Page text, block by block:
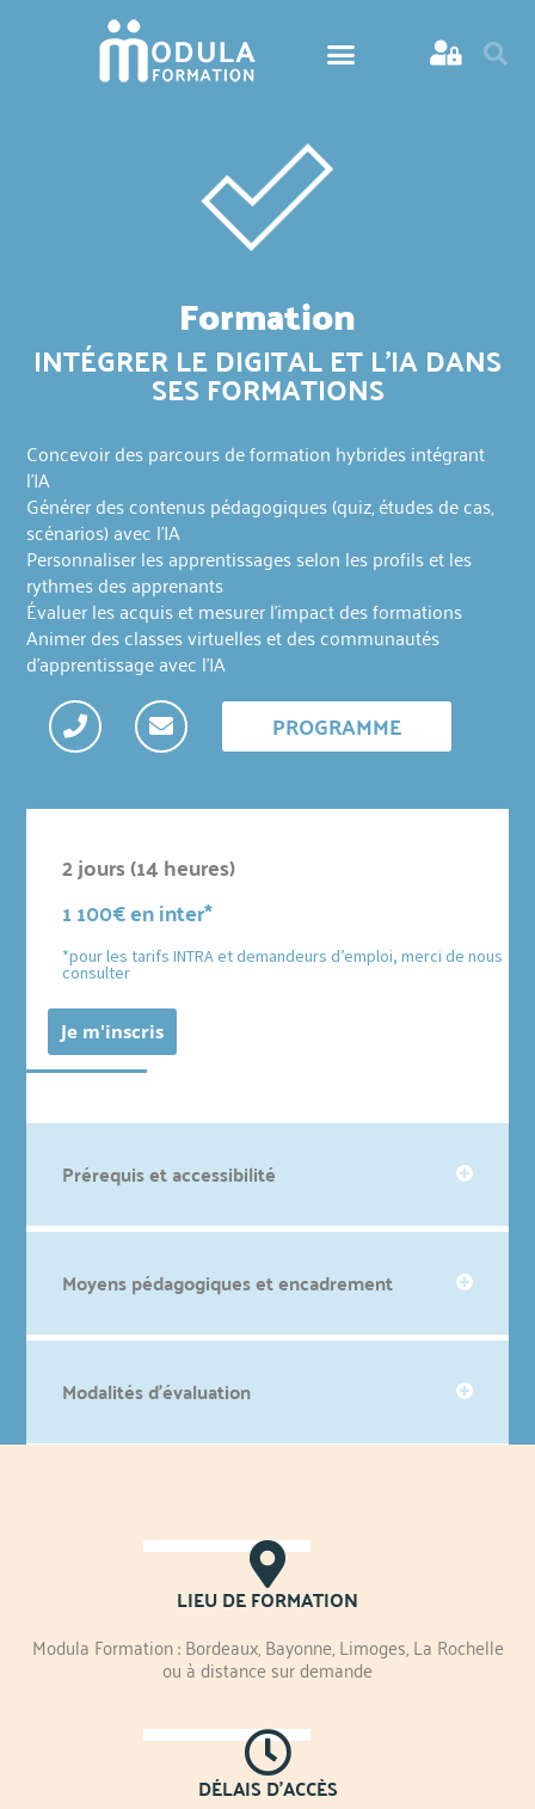
Formation
INTÉGRER LE DIGITAL ET L'IA DANS
SES FORMATIONS
Concevoir des parcours de formation hybrides intégrant
l'IA
Générer des contenus pédagogiques (quiz, études de cas,
scénarios) avec l'IA
Personnaliser les apprentissages selon les profils et les
rythmes des apprenants
Évaluer les acquis et mesurer l'impact des formations
Animer des classes virtuelles et des communautés
d'apprentissage avec l'IA
PROGRAMME
2 jours (14 heures)
1 100€ en inter*
*pour les tarifs INTRA et demandeurs d’emploi, merci de nous
consulter
Je m'inscris
Prérequis et accessibilité
Moyens pédagogiques et encadrement
Modalités d'évaluation
LIEU DE FORMATION
Modula Formation : Bordeaux, Bayonne, Limoges, La Rochelle
ou à distance sur demande
DÉLAIS D'ACCÈS